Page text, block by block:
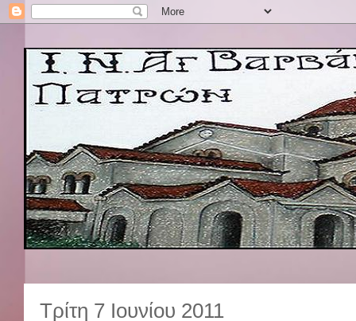
Τρίτη 7 Ιουνίου 2011